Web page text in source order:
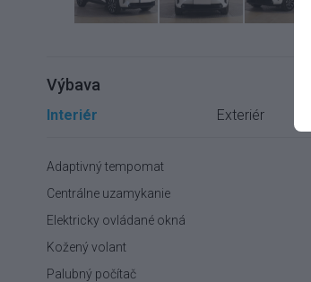
Výbava
Interiér Exteriér
Adaptivný tempomat
Centrálne uzamykanie
Elektricky ovládané okná
Kožený volant
Palubný počítač